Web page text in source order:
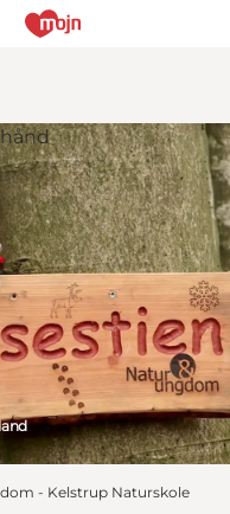
ferie
- Kelstrup Naturskole